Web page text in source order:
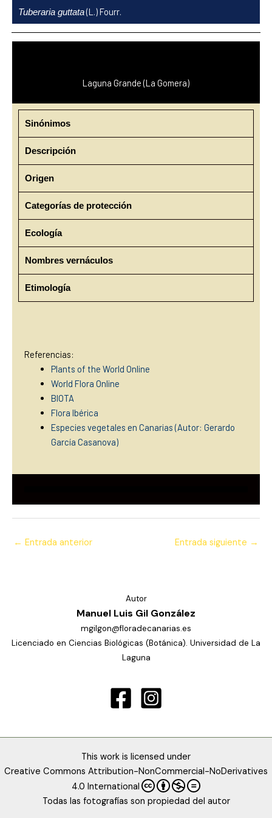
contenido
Tuberaria guttata(L.) Fourr.
Laguna Grande (La Gomera)
Sinónimos
Descripción
Origen
Categorías de protección
Ecología
Nombres vernáculos
Etimología
Referencias:
Plants of the World Online
World Flora Online
BIOTA
Flora Ibérica
Especies vegetales en Canarias (Autor: Gerardo
García Casanova)
← Entrada anterior Entrada siguiente →
Autor
Manuel Luis Gil González
mgilgon@floradecanarias.es
Licenciado en Ciencias Biológicas (Botánica). Universidad de La
Laguna
This work is licensed under
Creative Commons Attribution-NonCommercial-NoDerivatives
4.0 International
Todas las fotografías son propiedad del autor